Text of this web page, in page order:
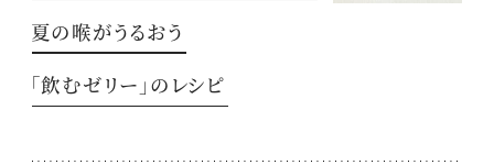
夏の喉がうるおう
「飲むゼリー」のレシピ